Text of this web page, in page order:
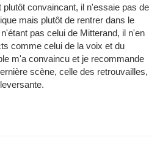
convaincant, il n'essaie pas de
mais plutôt de rentrer dans le
pas celui de Mitterand, il n'en
comme celui de la voix et du
m'a convaincu et je recommande
scène, celle des retrouvailles,